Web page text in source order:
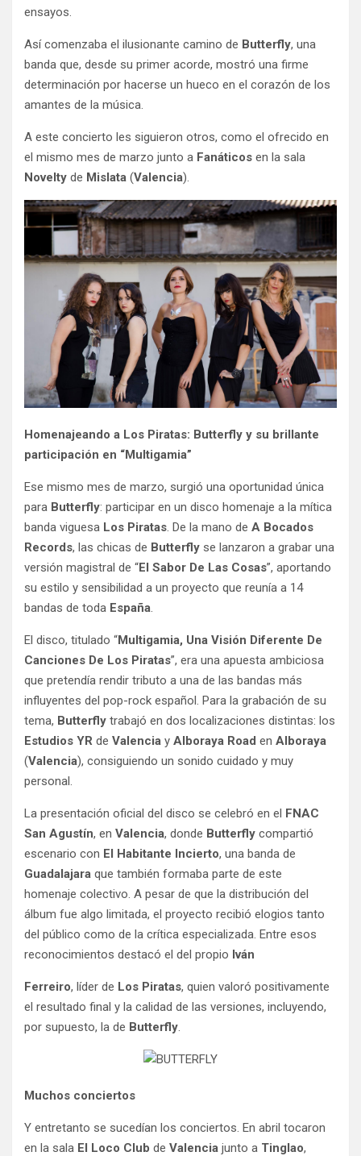
ensayos.
Así comenzaba el ilusionante camino de Butterfly, una
banda que, desde su primer acorde, mostró una firme
determinación por hacerse un hueco en el corazón de los
amantes de la música.
A este concierto les siguieron otros, como el ofrecido en
el mismo mes de marzo junto a Fanáticos en la sala
Novelty de Mislata (Valencia).
Homenajeando a Los Piratas: Butterfly y su brillante
participación en “Multigamia”
Ese mismo mes de marzo, surgió una oportunidad única
para Butterfly: participar en un disco homenaje a la mítica
banda viguesa Los Piratas. De la mano de A Bocados
Records, las chicas de Butterfly se lanzaron a grabar una
versión magistral de “El Sabor De Las Cosas”, aportando
su estilo y sensibilidad a un proyecto que reunía a 14
bandas de toda España.
El disco, titulado “Multigamia, Una Visión Diferente De
Canciones De Los Piratas”, era una apuesta ambiciosa
que pretendía rendir tributo a una de las bandas más
influyentes del pop-rock español. Para la grabación de su
tema, Butterfly trabajó en dos localizaciones distintas: los
Estudios YR de Valencia y Alboraya Road en Alboraya
(Valencia), consiguiendo un sonido cuidado y muy
personal.
La presentación oficial del disco se celebró en el FNAC
San Agustín, en Valencia, donde Butterfly compartió
escenario con El Habitante Incierto, una banda de
Guadalajara que también formaba parte de este
homenaje colectivo. A pesar de que la distribución del
álbum fue algo limitada, el proyecto recibió elogios tanto
del público como de la crítica especializada. Entre esos
reconocimientos destacó el del propio Iván
Ferreiro, líder de Los Piratas, quien valoró positivamente
el resultado final y la calidad de las versiones, incluyendo,
por supuesto, la de Butterfly.
Muchos conciertos
Y entretanto se sucedían los conciertos. En abril tocaron
en la sala El Loco Club de Valencia junto a Tinglao,